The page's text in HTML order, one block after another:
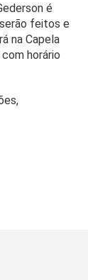
é
feitos e
na Capela
horário